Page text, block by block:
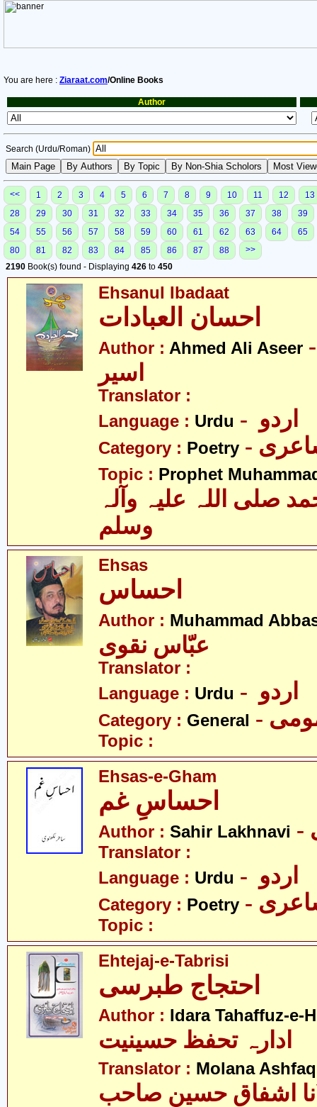
You are here : Ziaraat.com/Online Books
Author
Search (Urdu/Roman)
<< 1 2 3 4 5 6 7 8 9 10 11 12
13
28
29 30 31 32 33 34 35 36 37 38
39
54
55 56 57 58 59 60 61 62 63 64
65
80
81 82 83 84 85 86 87 88
>>
2190 Book(s) found - Displaying 426 to 450
Ehsanul Ibadaat
Author : Ahmed Ali Aseer
Translator :
Language : Urdu
Category : Poetry
Topic : Prophet
صلی اللہ علیہ وآلہ
وسلم
Ehsas
احساس
Author : Muhammad
عبّاس نقوی
Translator :
Language : Urdu
Category : General
Topic :
Ehsas-e-Gham
احساسِ غم
Author : Sahir Lakhnavi
Translator :
Language : Urdu
Category : Poetry
Topic :
Ehtejaj-e-Tabrisi
احتجاج طبرسی
Author : Idara Tahaffuz-e-
Translator : Molana
اشفاق حسین صاحب